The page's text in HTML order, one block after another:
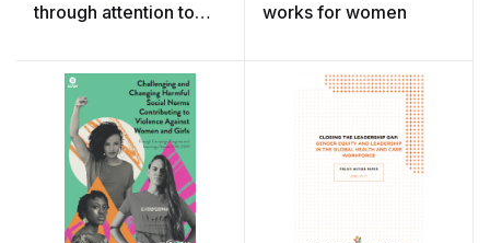
through attention to
human rights :
summary of stories
works for women